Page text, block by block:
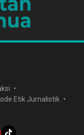
Etik Jurnalistik